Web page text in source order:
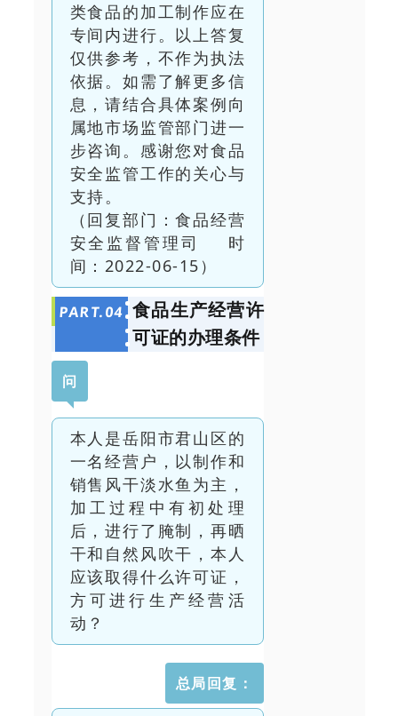
类食品的加工制作应在
专间内进行。以上答复
仅供参考，不作为执法
依据。如需了解更多信
息，请结合具体案例向
属地市场监管部门进一
步咨询。感谢您对食品
安全监管工作的关心与
支持。
（回复部门：食品经营
安全监督管理司 时
间：2022-06-15）
PART.04 食品生产经营许
可证的办理条件
问
本人是岳阳市君山区的
一名经营户，以制作和
销售风干淡水鱼为主，
加工过程中有初处理
后，进行了腌制，再晒
干和自然风吹干，本人
应该取得什么许可证，
方可进行生产经营活
动？
总局回复：